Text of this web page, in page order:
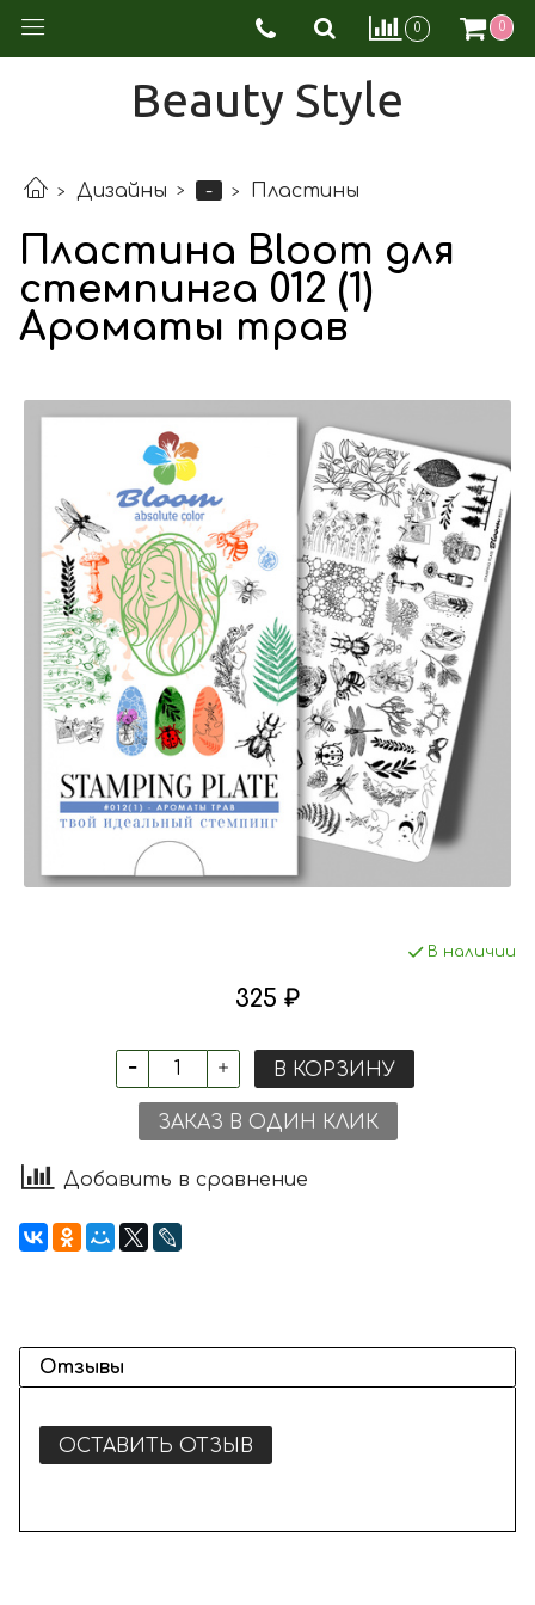
0 0
Beauty Style
Дизайны - Пластины
Пластина Bloom для
стемпинга 012 (1)
Ароматы трав
В наличии
325 ₽
В КОРЗИНУ
ЗАКАЗ В ОДИН КЛИК
Добавить в сравнение
Отзывы
ОСТАВИТЬ ОТЗЫВ